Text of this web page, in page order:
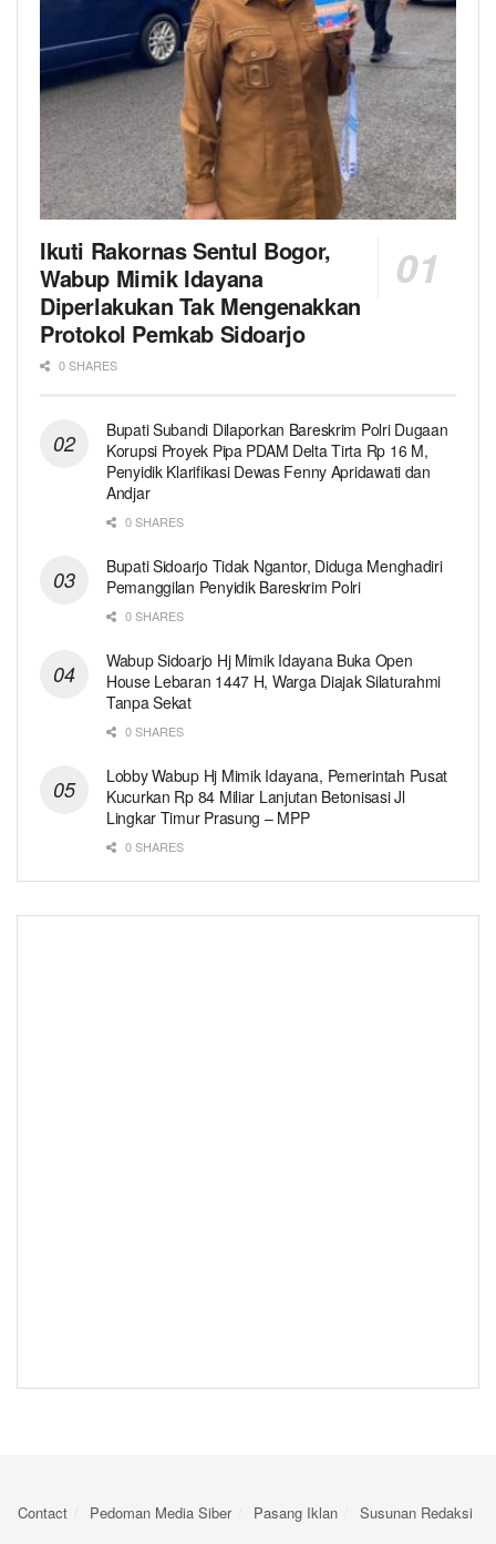
Ikuti Rakornas Sentul Bogor,
Wabup Mimik Idayana
Diperlakukan Tak Mengenakkan
Protokol Pemkab Sidoarjo
0 SHARES
Bupati Subandi Dilaporkan Bareskrim Polri Dugaan
Korupsi Proyek Pipa PDAM Delta Tirta Rp 16 M,
Penyidik Klarifikasi Dewas Fenny Apridawati dan
Andjar
0 SHARES
Bupati Sidoarjo Tidak Ngantor, Diduga Menghadiri
Pemanggilan Penyidik Bareskrim Polri
0 SHARES
Wabup Sidoarjo Hj Mimik Idayana Buka Open
House Lebaran 1447 H, Warga Diajak Silaturahmi
Tanpa Sekat
0 SHARES
Lobby Wabup Hj Mimik Idayana, Pemerintah Pusat
Kucurkan Rp 84 Miliar Lanjutan Betonisasi Jl
Lingkar Timur Prasung – MPP
0 SHARES
Contact Pedoman Media Siber Pasang Iklan Susunan Redaksi